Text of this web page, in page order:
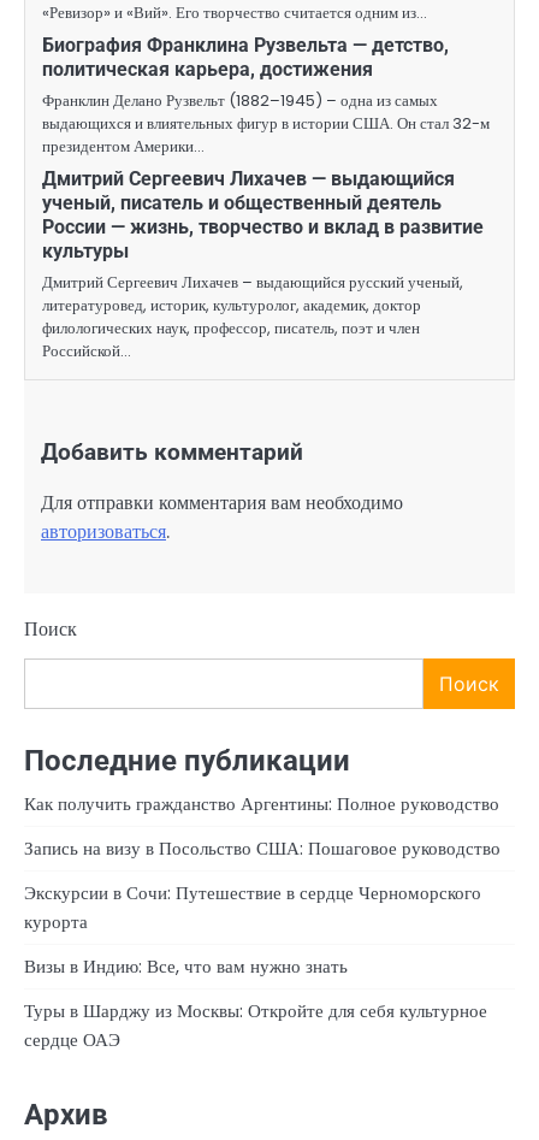
«Ревизор» и «Вий». Его творчество считается одним из…
Биография Франклина Рузвельта — детство,
политическая карьера, достижения
Франклин Делано Рузвельт (1882–1945) – одна из самых
выдающихся и влиятельных фигур в истории США. Он стал 32-м
президентом Америки…
Дмитрий Сергеевич Лихачев — выдающийся
ученый, писатель и общественный деятель
России — жизнь, творчество и вклад в развитие
культуры
Дмитрий Сергеевич Лихачев – выдающийся русский ученый,
литературовед, историк, культуролог, академик, доктор
филологических наук, профессор, писатель, поэт и член
Российской…
Добавить комментарий
Для отправки комментария вам необходимо
авторизоваться.
Поиск
Поиск
Последние публикации
Как получить гражданство Аргентины: Полное руководство
Запись на визу в Посольство США: Пошаговое руководство
Экскурсии в Сочи: Путешествие в сердце Черноморского
курорта
Визы в Индию: Все, что вам нужно знать
Туры в Шарджу из Москвы: Откройте для себя культурное
сердце ОАЭ
Архив